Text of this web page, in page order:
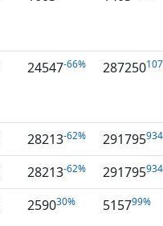
24547-66% 287250
28213-62% 291795
28213-62% 291795
259030% 515799%